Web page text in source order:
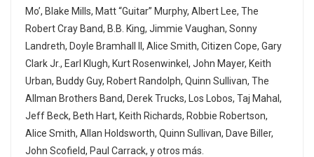
Mo’, Blake Mills, Matt “Guitar” Murphy, Albert Lee, The
Robert Cray Band, B.B. King, Jimmie Vaughan, Sonny
Landreth, Doyle Bramhall II, Alice Smith, Citizen Cope, Gary
Clark Jr., Earl Klugh, Kurt Rosenwinkel, John Mayer, Keith
Urban, Buddy Guy, Robert Randolph, Quinn Sullivan, The
Allman Brothers Band, Derek Trucks, Los Lobos, Taj Mahal,
Jeff Beck, Beth Hart, Keith Richards, Robbie Robertson,
Alice Smith, Allan Holdsworth, Quinn Sullivan, Dave Biller,
John Scofield, Paul Carrack, y otros más.